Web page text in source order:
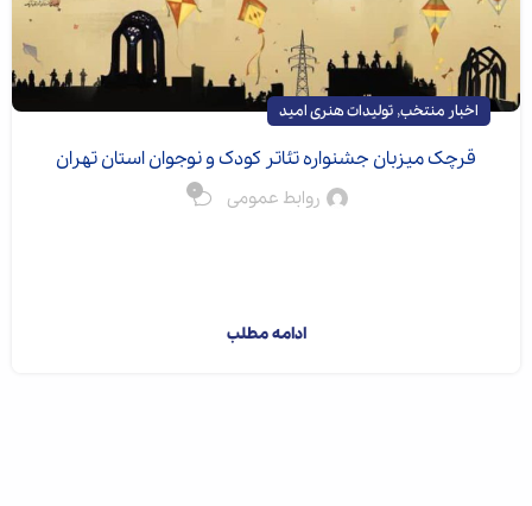
اخبار منتخب, تولیدات هنری امید
قرچک میزبان جشنواره تئاتر کودک و نوجوان استان تهران
روابط عمومی 0
ادامه مطلب